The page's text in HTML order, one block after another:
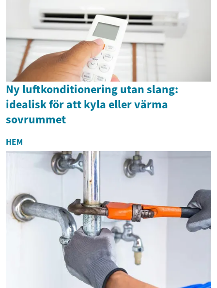
Ny luftkonditionering utan slang:
idealisk för att kyla eller värma
sovrummet
HEM